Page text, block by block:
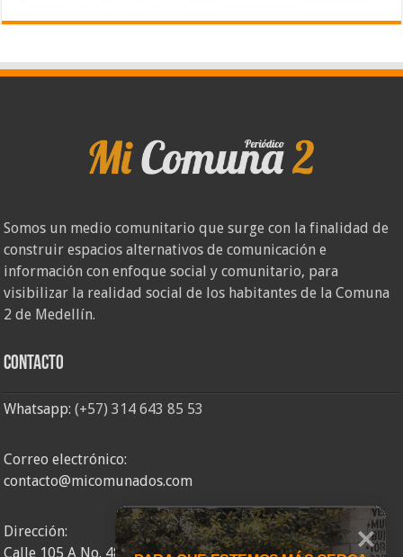
Somos un medio comunitario que surge con la finalidad de
construir espacios alternativos de comunicación e
información con enfoque social y comunitario, para
visibilizar la realidad social de los habitantes de la Comuna
2 de Medellín.
Contacto
Whatsapp:(+57) 314 643 85 53
Correo electrónico:
contacto@micomunados.com
Dirección:
Calle 105 A No. 48AA – 58